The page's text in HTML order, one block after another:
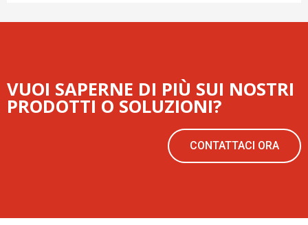
VUOI SAPERNE DI PIÙ SUI NOSTRI
PRODOTTI O SOLUZIONI?
CONTATTACI ORA